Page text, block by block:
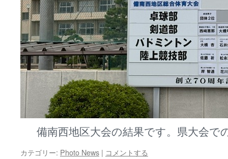
備南西地区大会の結果です。県大会で
カテゴリー: Photo News | コメントする